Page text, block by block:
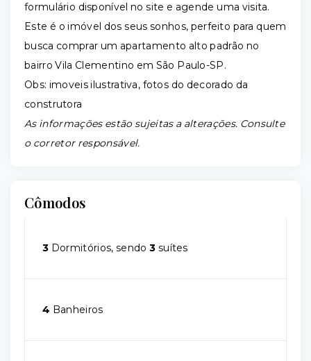
formulário disponível no site e agende uma visita.
Este é o imóvel dos seus sonhos, perfeito para quem
busca comprar um apartamento alto padrão no
bairro Vila Clementino em São Paulo-SP.
Obs: imoveis ilustrativa, fotos do decorado da
construtora
As informações estão sujeitas a alterações. Consulte
o corretor responsável.
Cômodos
3 Dormitórios, sendo3 suítes
4 Banheiros